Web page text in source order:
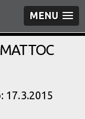
MENU
17.3.2015